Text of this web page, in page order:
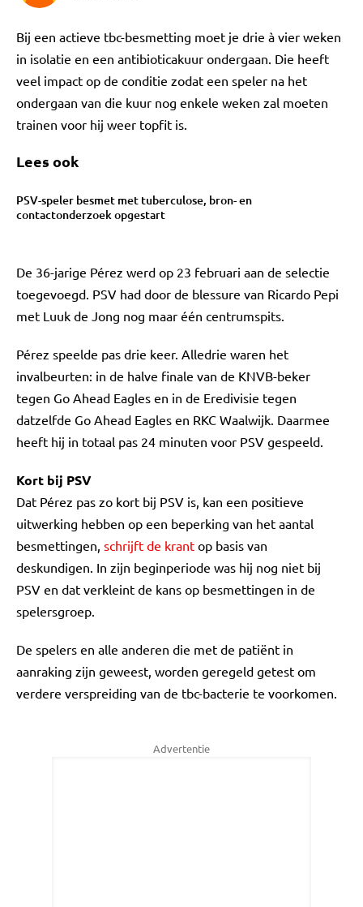
Bij een actieve tbc-besmetting moet je drie à vier weken
in isolatie en een antibioticakuur ondergaan. Die heeft
veel impact op de conditie zodat een speler na het
ondergaan van die kuur nog enkele weken zal moeten
trainen voor hij weer topfit is.
Lees ook
PSV-speler besmet met tuberculose, bron- en
contactonderzoek opgestart
De 36-jarige Pérez werd op 23 februari aan de selectie
toegevoegd. PSV had door de blessure van Ricardo Pepi
met Luuk de Jong nog maar één centrumspits.
Pérez speelde pas drie keer. Alledrie waren het
invalbeurten: in de halve finale van de KNVB-beker
tegen Go Ahead Eagles en in de Eredivisie tegen
datzelfde Go Ahead Eagles en RKC Waalwijk. Daarmee
heeft hij in totaal pas 24 minuten voor PSV gespeeld.
Kort bij PSV
Dat Pérez pas zo kort bij PSV is, kan een positieve
uitwerking hebben op een beperking van het aantal
besmettingen, schrijft de krant op basis van
deskundigen. In zijn beginperiode was hij nog niet bij
PSV en dat verkleint de kans op besmettingen in de
spelersgroep.
De spelers en alle anderen die met de patiënt in
aanraking zijn geweest, worden geregeld getest om
verdere verspreiding van de tbc-bacterie te voorkomen.
Advertentie